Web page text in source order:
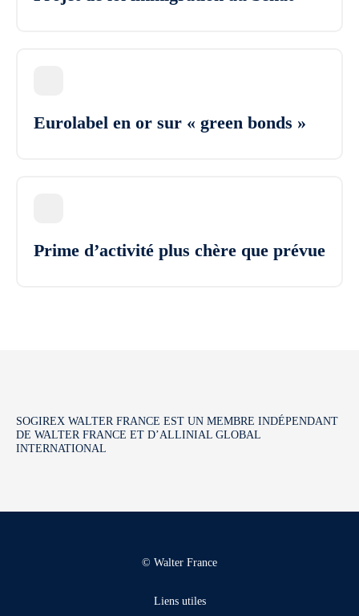
Eurolabel en or sur « green bonds »
Prime d’activité plus chère que prévue
SOGIREX WALTER FRANCE EST UN MEMBRE INDÉPENDANT
DE WALTER FRANCE ET D’ALLINIAL GLOBAL
INTERNATIONAL
© Walter France
Liens utiles